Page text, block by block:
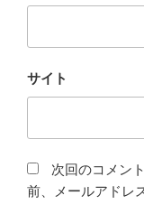
サイト
次回のコメン
前、メールアドレ